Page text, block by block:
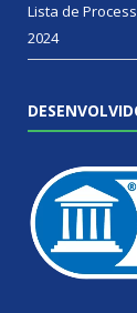
Lista de
2024